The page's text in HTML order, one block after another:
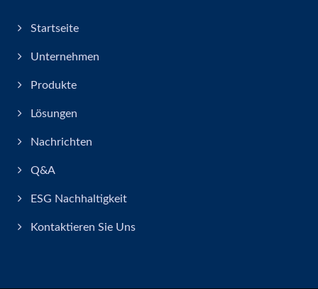
Startseite
Unternehmen
Produkte
Lösungen
Nachrichten
Q&A
ESG Nachhaltigkeit
Kontaktieren Sie Uns